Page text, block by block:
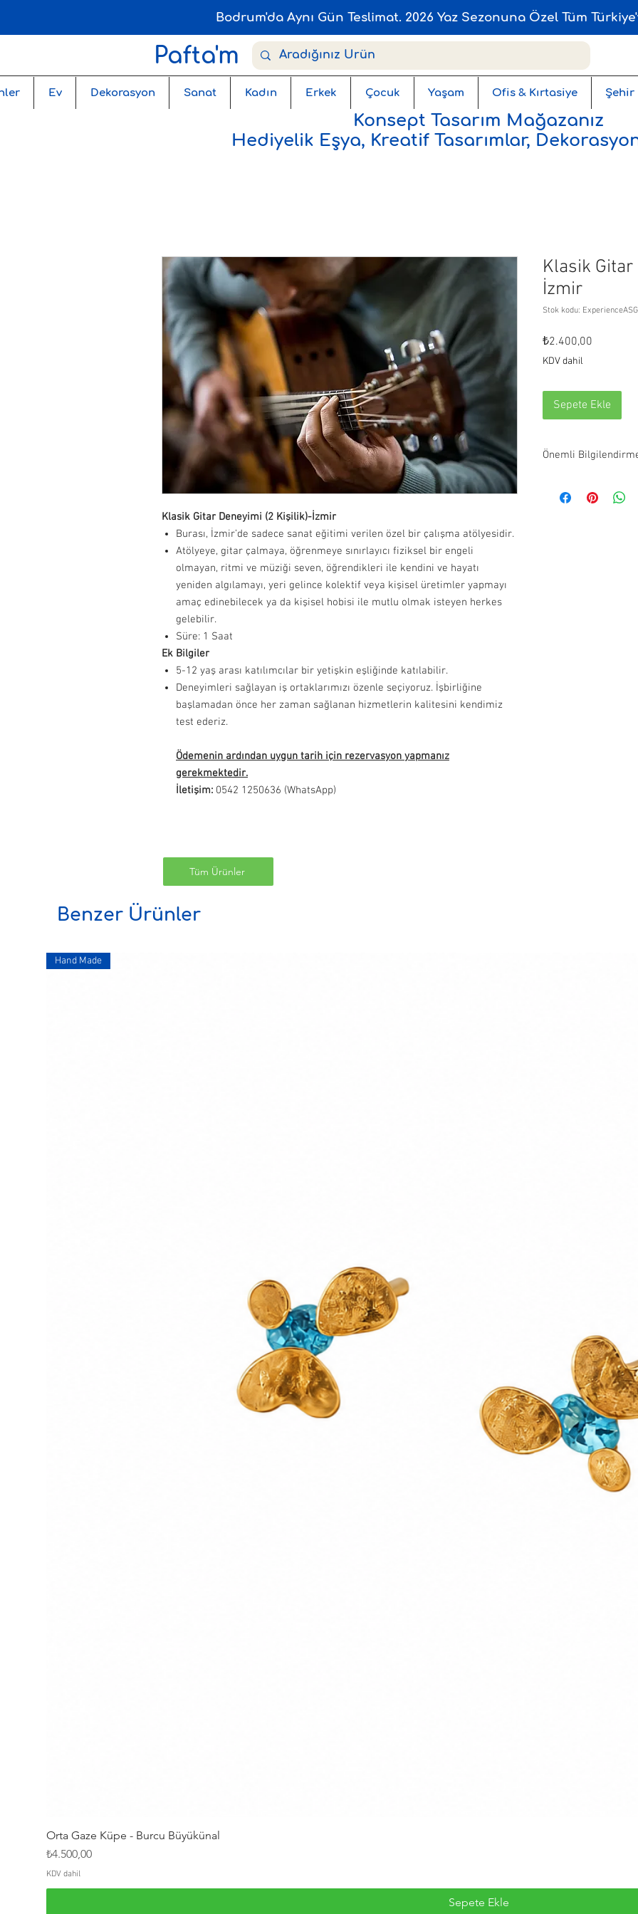
Bodrum'da Aynı Gün Teslimat. 2026 Yaz Sezonuna Özel Tüm
Pafta'm
Ev Dekorasyon Sanat Kadın Erkek Çocuk Yaşam Ofis & Kırtasiye Şehir
Konsept Tasarım Mağazanız
Hediyelik Eşya, Kreatif Tasarımlar,
Klasik Gitar Deneyimi (2 Kişilik)-İzmir
Burası, İzmir’de sadece sanat eğitimi verilen özel bir çalışma atölyesidir.
Atölyeye, gitar çalmaya, öğrenmeye sınırlayıcı fiziksel bir engeli
olmayan, ritmi ve müziği seven, öğrendikleri ile kendini ve hayatı
yeniden algılamayı, yeri gelince kolektif veya kişisel üretimler yapmayı
amaç edinebilecek ya da kişisel hobisi ile mutlu olmak isteyen herkes
gelebilir.
Süre: 1 Saat
Ek Bilgiler
5-12 yaş arası katılımcılar bir yetişkin eşliğinde katılabilir.
Deneyimleri sağlayan iş ortaklarımızı özenle seçiyoruz. İşbirliğine
başlamadan önce her zaman sağlanan hizmetlerin kalitesini kendimiz
test ederiz.
Ödemenin ardından uygun tarih için rezervasyon yapmanız
gerekmektedir.
İletişim: 0542 1250636 (WhatsApp)
Klasik
İzmir
Stok kodu:
₺2.400,00
KDV dahil
Sepete Ekle
Önemli
sistemin oluşturduğu
Tüm Ürünler
Benzer Ürünler
Hand Made
Orta Gaze Küpe - Burcu Büyükünal
Fiyat
₺4.500,00
KDV dahil
Sepete Ekle